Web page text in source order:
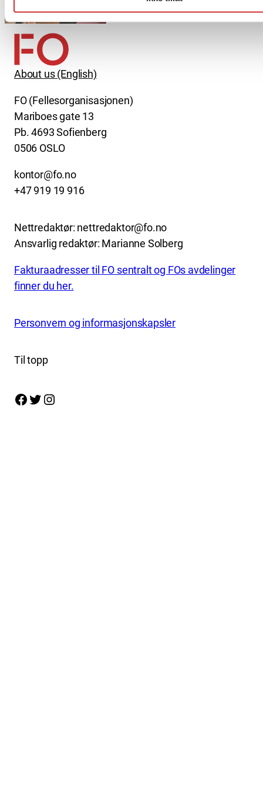
About us (English)
FO (Fellesorganisasjonen)
Mariboes gate 13
Pb. 4693 Sofienberg
0506 OSLO
kontor@fo.no
+47 919 19 916
Nettredaktør: nettredaktor@fo.no
Ansvarlig redaktør: Marianne Solberg
Fakturaadresser til FO sentralt og FOs avdelinger
finner du her.
Personvern og informasjonskapsler
Til topp
Facebook Twitter Instagram